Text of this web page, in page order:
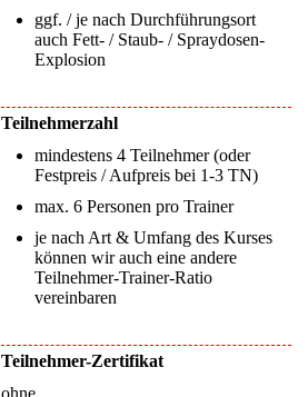
ggf. / je nach Durchführungsort
auch Fett- / Staub- / Spraydosen-
Explosion
Teilnehmerzahl
mindestens 4 Teilnehmer (oder
Festpreis / Aufpreis bei 1-3 TN)
max. 6 Personen pro Trainer
je nach Art & Umfang des Kurses
können wir auch eine andere
Teilnehmer-Trainer-Ratio
vereinbaren
Teilnehmer-Zertifikat